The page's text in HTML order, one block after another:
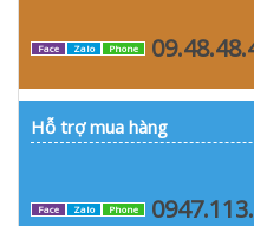
Face Zalo Phone
Hỗ trợ mua hàng
Face Zalo Phone